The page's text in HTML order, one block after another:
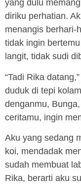
yang dulu
diriku perhatian.
menangis berhari-
tidak ingin
langit, tidak sudi
“Tadi Rika
duduk di tepi
denganmu,
ceritamu, ingin
Aku yang sedang
koi, mendadak
sudah membuat
Rika, berarti aku